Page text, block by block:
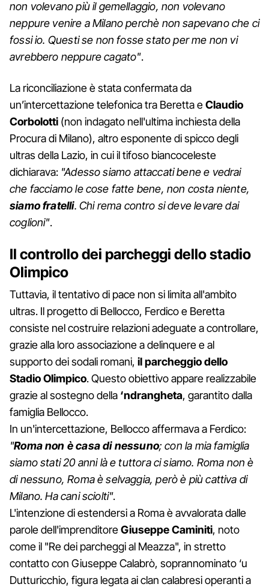
non volevano più il gemellaggio, non volevano
neppure venire a Milano perchè non sapevano che ci
fossi io. Questi se non fosse stato per me non vi
avrebbero neppure cagato".
La riconciliazione è stata confermata da
un’intercettazione telefonica tra Beretta eClaudio
Corbolotti (non indagato nell'ultima inchiesta della
Procura di Milano), altro esponente di spicco degli
ultras della Lazio, in cui il tifoso biancoceleste
dichiarava: "Adesso siamo attaccati bene e vedrai
che facciamo le cose fatte bene, non costa niente,
siamo fratelli. Chi rema contro si deve levare dai
coglioni".
Il controllo dei parcheggi dello stadio
Olimpico
Tuttavia, il tentativo di pace non si limita all'ambito
ultras. Il progetto di Bellocco, Ferdico e Beretta
consiste nel costruire relazioni adeguate a controllare,
grazie alla loro associazione a delinquere e al
supporto dei sodali romani, il parcheggio dello
Stadio Olimpico. Questo obiettivo appare realizzabile
grazie al sostegno della ‘ndrangheta, garantito dalla
famiglia Bellocco.
In un'intercettazione, Bellocco affermava a Ferdico:
"Romanon è casa di nessuno; con la mia famiglia
siamo stati 20 anni là e tuttora ci siamo. Roma non è
di nessuno, Roma è selvaggia, però è più cattiva di
Milano. Ha cani sciolti".
L'intenzione di estendersi a Roma è avvalorata dalle
parole dell'imprenditoreGiuseppe Caminiti, noto
come il "Re dei parcheggi al Meazza", in stretto
contatto con Giuseppe Calabrò, soprannominato ‘u
Dutturicchio, figura legata ai clan calabresi operanti a